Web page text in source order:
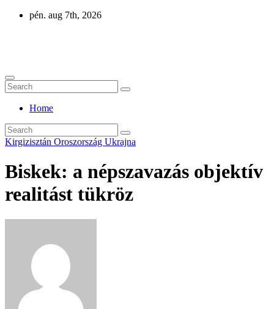
Skip
pén. aug 7th, 2026
Home
Kirgizisztán Oroszország Ukrajna
Biskek: a népszavazás objektív
realitást tükröz